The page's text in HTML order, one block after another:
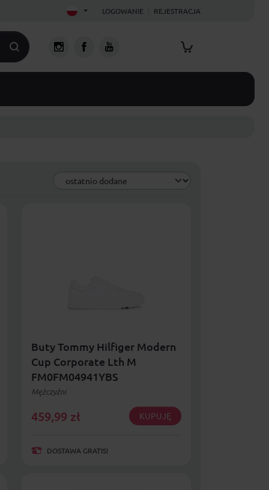
LOGOWANIE REJESTRACJA
Buty Tommy Hilfiger Modern
Cup Corporate Lth M
FM0FM04941YBS
Mężczyźni
459,99 zł KUPUJĘ
DOSTAWA GRATIS!